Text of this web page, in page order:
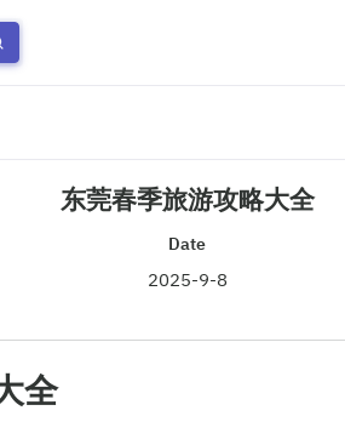
东莞春季旅游攻略大全
Date
2025-9-8
全